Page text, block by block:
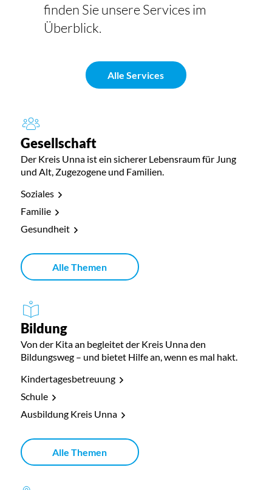
finden Sie unsere Services im
Überblick.
Alle Services
Gesellschaft
Der Kreis Unna ist ein sicherer Lebensraum für Jung
und Alt, Zugezogene und Familien.
Soziales
Familie
Gesundheit
Alle Themen
Bildung
Von der Kita an begleitet der Kreis Unna den
Bildungsweg – und bietet Hilfe an, wenn es mal hakt.
Kindertagesbetreuung
Schule
Ausbildung Kreis Unna
Alle Themen